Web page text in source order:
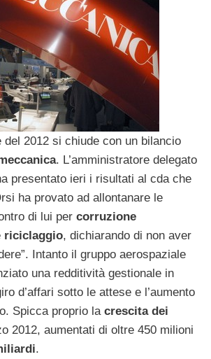
2012 si chiude con un bilancio
. L’amministratore delegato
presentato ieri i risultati al cda che
ha provato ad allontanare le
di lui per corruzione
riciclaggio, dichiarando di non aver
Intanto il gruppo aerospaziale
una redditività gestionale in
d’affari sotto le attese e l’aumento
Spicca proprio la crescita dei
2012, aumentati di oltre 450 milioni
.